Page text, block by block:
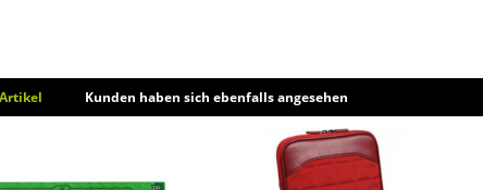
Kunden haben sich ebenfalls angesehen